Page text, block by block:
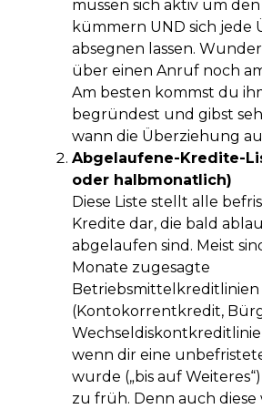
müssen sich aktiv um
kümmern UND sich jede
absegnen lassen.
über einen Anruf noch
Am besten kommst du
begründest und gibst
wann die Überziehung
Abgelaufene-Kredite-
oder halbmonatlich)
Diese Liste stellt alle
Kredite dar, die bald
abgelaufen sind. Meist
Monate zugesagte
Betriebsmittelkreditlinien
(Kontokorrentkredit,
wenn dir eine
wurde („bis auf
zu früh. Denn auch diese